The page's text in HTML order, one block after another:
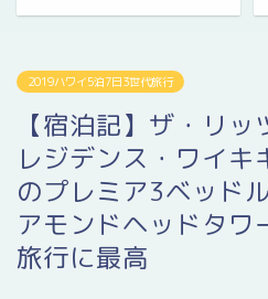
2019ハワイ5泊7日3世代旅行
【宿泊記】ザ・リッ
レジデンス・ワイ
のプレミア3ベッド
アモンドヘッドタワ
旅行に最高